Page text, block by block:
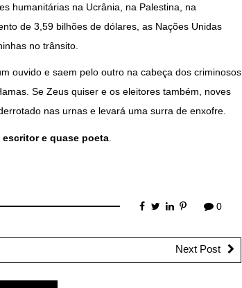
humanitárias na Ucrânia, na Palestina, na
de 3,59 bilhões de dólares, as Nações Unidas
no trânsito.
ouvido e saem pelo outro na cabeça dos criminosos
Se Zeus quiser e os eleitores também, noves
nas urnas e levará uma surra de enxofre.
e quase poeta.
0
Next Post